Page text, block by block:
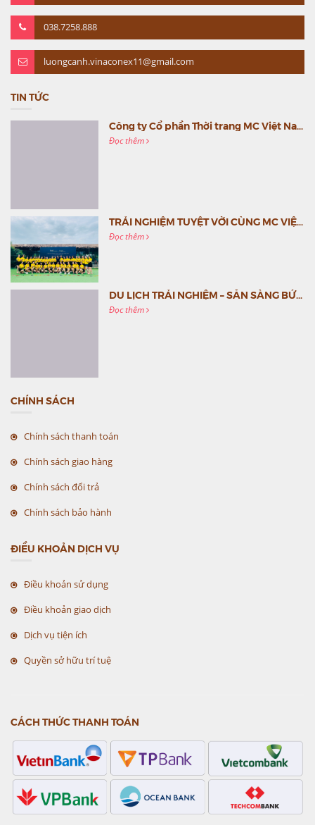
038.7258.888
luongcanh.vinaconex11@gmail.com
TIN TỨC
Công ty Cổ phần Thời trang MC Việt Nam (MC Fashion) tổ chức Gala mừng sinh nhật lần thứ 9
Đọc thêm
TRẢI NGHIỆM TUYỆT VỜI CÙNG MC VIỆT NAM
Đọc thêm
DU LỊCH TRẢI NGHIỆM – SẴN SÀNG BỨT PHÁ CÙNG MC VIỆT NAM
Đọc thêm
CHÍNH SÁCH
Chính sách thanh toán
Chính sách giao hàng
Chính sách đổi trả
Chính sách bảo hành
ĐIỀU KHOẢN DỊCH VỤ
Điều khoản sử dụng
Điều khoản giao dịch
Dịch vụ tiện ích
Quyền sở hữu trí tuệ
CÁCH THỨC THANH TOÁN